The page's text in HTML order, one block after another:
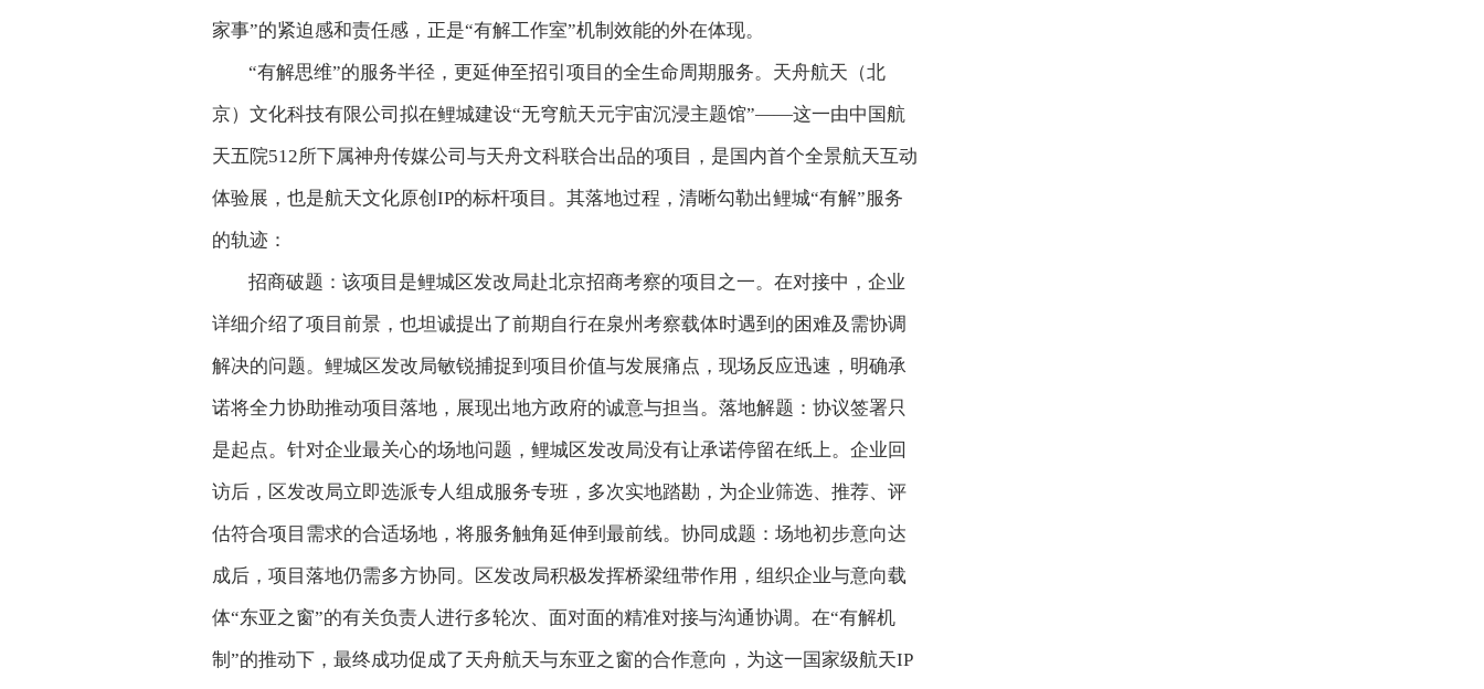
家事”的紧迫感和责任感，正是“有解工作室”机制效能的外在体现。
“有解思维”的服务半径，更延伸至招引项目的全生命周期服务。天舟航天（北
京）文化科技有限公司拟在鲤城建设“无穹航天元宇宙沉浸主题馆”——这一由中国航
天五院512所下属神舟传媒公司与天舟文科联合出品的项目，是国内首个全景航天互动
体验展，也是航天文化原创IP的标杆项目。其落地过程，清晰勾勒出鲤城“有解”服务
的轨迹：
招商破题：该项目是鲤城区发改局赴北京招商考察的项目之一。在对接中，企业
详细介绍了项目前景，也坦诚提出了前期自行在泉州考察载体时遇到的困难及需协调
解决的问题。鲤城区发改局敏锐捕捉到项目价值与发展痛点，现场反应迅速，明确承
诺将全力协助推动项目落地，展现出地方政府的诚意与担当。落地解题：协议签署只
是起点。针对企业最关心的场地问题，鲤城区发改局没有让承诺停留在纸上。企业回
访后，区发改局立即选派专人组成服务专班，多次实地踏勘，为企业筛选、推荐、评
估符合项目需求的合适场地，将服务触角延伸到最前线。协同成题：场地初步意向达
成后，项目落地仍需多方协同。区发改局积极发挥桥梁纽带作用，组织企业与意向载
体“东亚之窗”的有关负责人进行多轮次、面对面的精准对接与沟通协调。在“有解机
制”的推动下，最终成功促成了天舟航天与东亚之窗的合作意向，为这一国家级航天IP